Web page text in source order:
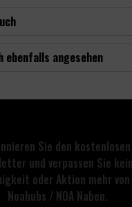
ebenfalls angesehen
Sie den kostenlosen
und verpassen Sie
oder Aktion mehr von
Noahubs / NOA Naben.